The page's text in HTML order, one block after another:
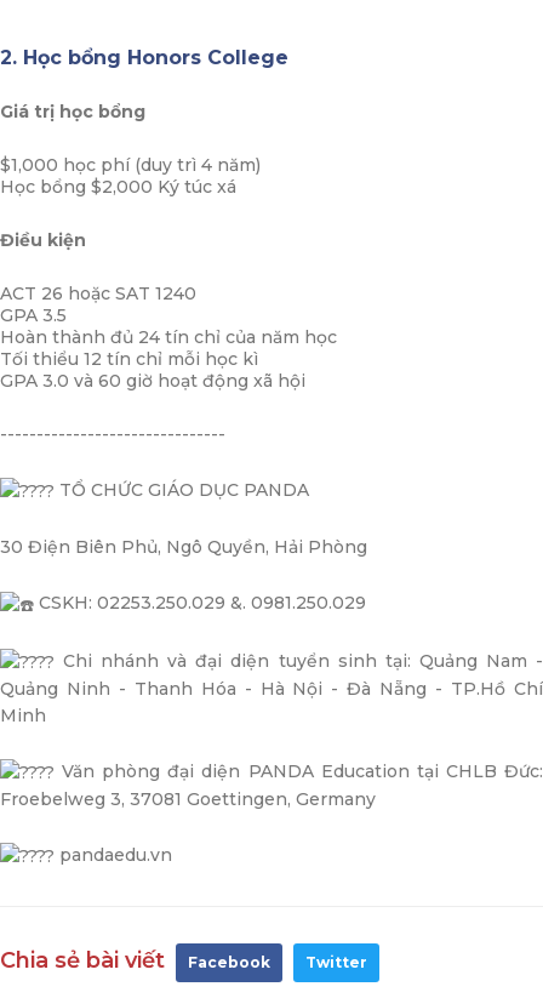
2. Học bổng Honors College
Giá trị học bổng
$1,000 học phí (duy trì 4 năm)
Học bổng $2,000 Ký túc xá
Điều kiện
ACT 26 hoặc SAT 1240
GPA 3.5
Hoàn thành đủ 24 tín chỉ của năm học
Tối thiểu 12 tín chỉ mỗi học kì
GPA 3.0 và 60 giờ hoạt động xã hội
-------------------------------
TỔ CHỨC GIÁO DỤC PANDA
30 Điện Biên Phủ, Ngô Quyền, Hải Phòng
CSKH: 02253.250.029 &. 0981.250.029
Chi nhánh và đại diện tuyển sinh tại: Quảng Nam -
Quảng Ninh - Thanh Hóa - Hà Nội - Đà Nẵng - TP.Hồ Chí
Minh
Văn phòng đại diện PANDA Education tại CHLB Đức:
Froebelweg 3, 37081 Goettingen, Germany
pandaedu.vn
Chia sẻ bài viết Facebook Twitter